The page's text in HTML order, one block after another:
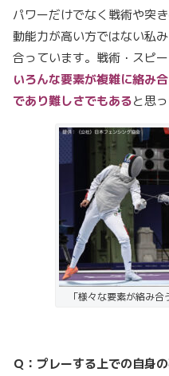
パワーだけでなく戦術や突
動能力が高い方ではない私
合っています。戦術・スピ
いろんな要素が複雑に絡み
であり難しさでもあると思
「様々な要素が絡み
Ｑ：プレーする上での自身